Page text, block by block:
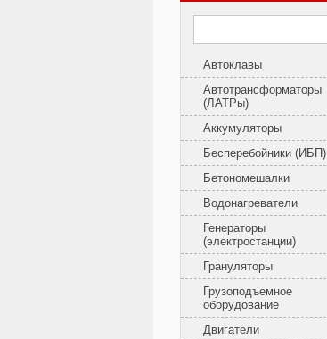
Автоклавы
Автотрансформаторы
(ЛАТРы)
Аккумуляторы
Бесперебойники (ИБП)
Бетономешалки
Водонагреватели
Генераторы
(электростанции)
Грануляторы
Грузоподъемное
оборудование
Двигатели